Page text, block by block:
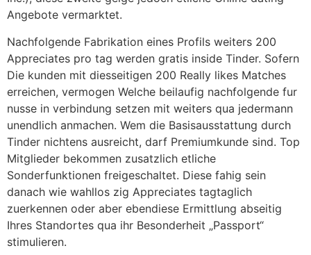
Angebote vermarktet.
Nachfolgende Fabrikation eines Profils weiters 200
Appreciates pro tag werden gratis inside Tinder. Sofern
Die kunden mit diesseitigen 200 Really likes Matches
erreichen, vermogen Welche beilaufig nachfolgende fur
nusse in verbindung setzen mit weiters qua jedermann
unendlich anmachen. Wem die Basisausstattung durch
Tinder nichtens ausreicht, darf Premiumkunde sind. Top
Mitglieder bekommen zusatzlich etliche
Sonderfunktionen freigeschaltet. Diese fahig sein
danach wie wahllos zig Appreciates tagtaglich
zuerkennen oder aber ebendiese Ermittlung abseitig
Ihres Standortes qua ihr Besonderheit „Passport“
stimulieren.